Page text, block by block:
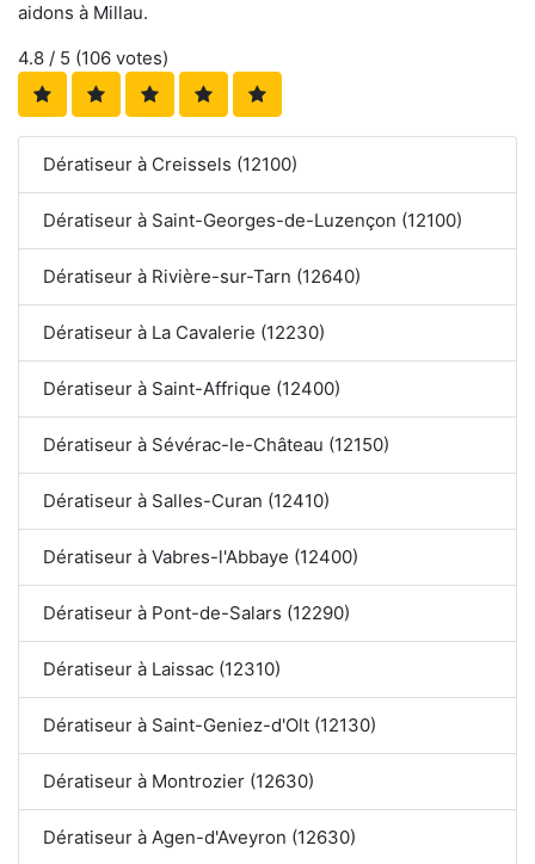
aidons à Millau.
4.8 / 5 (106 votes)
Dératiseur à Creissels (12100)
Dératiseur à Saint-Georges-de-Luzençon (12100)
Dératiseur à Rivière-sur-Tarn (12640)
Dératiseur à La Cavalerie (12230)
Dératiseur à Saint-Affrique (12400)
Dératiseur à Sévérac-le-Château (12150)
Dératiseur à Salles-Curan (12410)
Dératiseur à Vabres-l'Abbaye (12400)
Dératiseur à Pont-de-Salars (12290)
Dératiseur à Laissac (12310)
Dératiseur à Saint-Geniez-d'Olt (12130)
Dératiseur à Montrozier (12630)
Dératiseur à Agen-d'Aveyron (12630)